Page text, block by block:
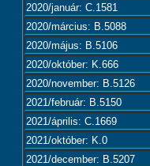
2020/január: C.1581
2020/március: B.5088
2020/május: B.5106
2020/október: K.666
2020/november: B.5126
2021/február: B.5150
2021/április: C.1669
2021/október: K.0
2021/december: B.5207